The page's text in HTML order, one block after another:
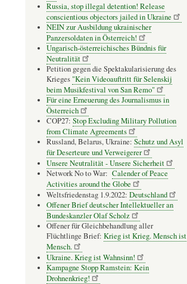
Russia, stop illegal detention! Release
conscientious objectors jailed in Ukraine
NEIN zur Ausbildung ukrainischer
Panzersoldaten in Österreich!
Ungarisch-österreichisches Bündnis für
Neutralität
Petition gegen die Spektakularisierung des
Krieges "Kein Videoauftritt für Selenskij
beim Musikfestival von San Remo"
Für eine Erneuerung des Journalismus in
Österreich
COP27: Stop Excluding Military Pollution
from Climate Agreements
Russland, Belarus, Ukraine: Schutz und Asyl
für Deserteure und Verweigerer
Unsere Neutralität - Unsere Sicherheit
Network No to War: Calender of Peace
Activities around the Globe
Weltsfriedenstag 1.9.2022: Deutschland
Offener Brief deutscher Intellektueller an
Bundeskanzler Olaf Scholz
Offener für Gleichbehandlung aller
Flüchtlinge Brief: Krieg ist Krieg. Mensch ist
Mensch.
Ukraine. Krieg ist Wahnsinn!
Kampagne Stopp Ramstein: Kein
Drohnenkrieg!